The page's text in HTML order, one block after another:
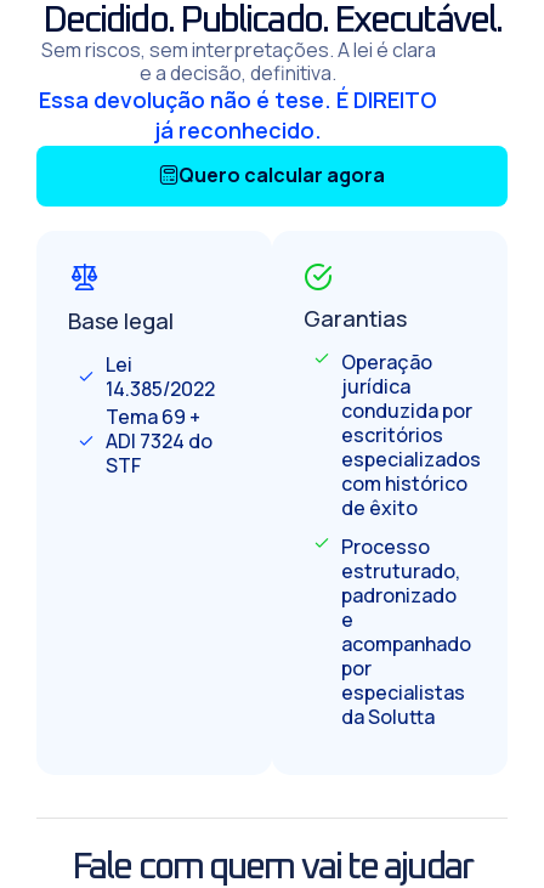
Decidido. Publicado. Executável.
Sem riscos, sem interpretações. A lei é clara
e a decisão, definitiva.
Essa devolução não é tese. É DIREITO
já reconhecido.
Quero calcular agora
Base legal
Lei
14.385/2022
Tema 69 +
ADI 7324 do
STF
Garantias
Operação
jurídica
conduzida por
escritórios
especializados
com histórico
de êxito
Processo
estruturado,
padronizado
e
acompanhado
por
especialistas
da Solutta
Fale com quem vai te ajudar